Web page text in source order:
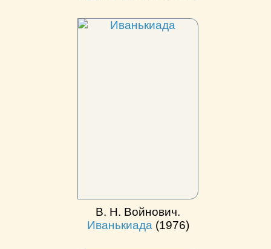
В. Н. Войнович.
Иванькиада (1976)